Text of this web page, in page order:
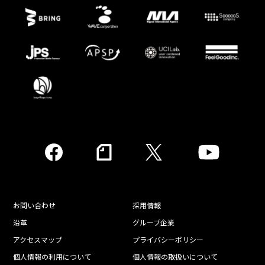
お問い合わせ 採用情報
沿革 グループ企業
アクセスマップ プライバシーポリシー
個人情報の利用について 個人情報の取扱いについて